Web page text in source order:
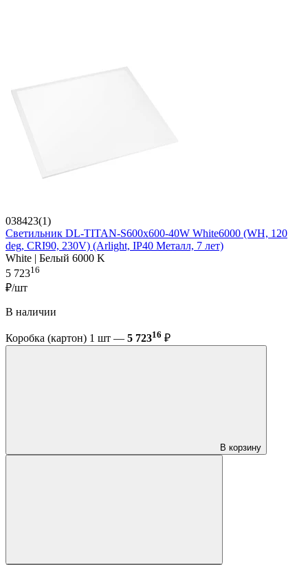
038423(1)
Светильник DL-TITAN-S600x600-40W White6000 (WH, 120
deg, CRI90, 230V) (Arlight, IP40 Металл, 7 лет)
White | Белый 6000 K
5 72316
₽/шт
В наличии
Коробка (картон) 1 шт — 5 72316 ₽
В корзину